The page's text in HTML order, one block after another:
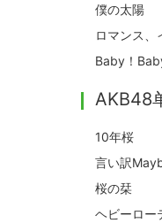
僕の太陽
AKB48
10年桜
言い訳
桜の栞